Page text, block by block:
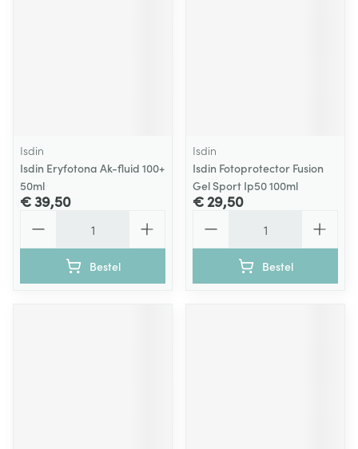
Isdin
Isdin Eryfotona Ak-fluid 100+
50ml
€ 39,50
Bestel
Isdin
Isdin Fotoprotector Fusion
Gel Sport Ip50 100ml
€ 29,50
Bestel